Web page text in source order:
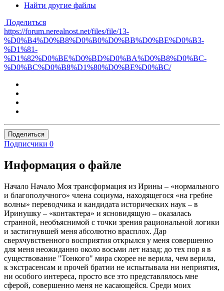
Найти другие файлы
Поделиться
https://forum.nerealnost.net/files/file/13-
%D0%B4%D0%B8%D0%B0%D0%BB%D0%BE%D0%B3-
%D1%81-
%D1%82%D0%BE%D0%BD%D0%BA%D0%B8%D0%BC-
%D0%BC%D0%B8%D1%80%D0%BE%D0%BC/
Поделиться
Подписчики 0
Информация о файле
Начало Начало Моя трансформация из Ирины – «нормального
и благополучного» члена социума, находящегося «на гребне
волны» переводчика и кандидата исторических наук – в
Иринушку – «контактера» и ясновидящую – оказалась
странной, необъяснимой с точки зрения рациональной логики
и застигнувшей меня абсолютно врасплох. Дар
сверхчувственного восприятия открылся у меня совершенно
для меня неожиданно около восьми лет назад; до тех пор я в
существование "Тонкого" мира скорее не верила, чем верила,
к экстрасенсам и прочей братии не испытывала ни неприятия,
ни особого интереса, просто все это представлялось мне
сферой, совершенно меня не касающейся. Среди моих